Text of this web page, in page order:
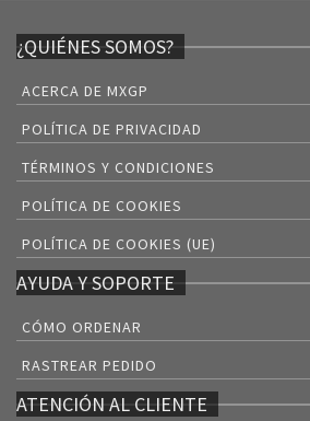
¿QUIÉNES SOMOS?
ACERCA DE MXGP
POLÍTICA DE PRIVACIDAD
TÉRMINOS Y CONDICIONES
POLÍTICA DE COOKIES
POLÍTICA DE COOKIES (UE)
AYUDA Y SOPORTE
CÓMO ORDENAR
RASTREAR PEDIDO
ATENCIÓN AL CLIENTE